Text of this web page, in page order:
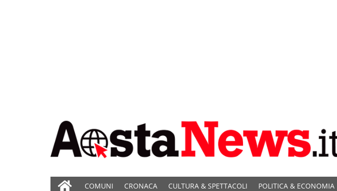
COMUNI CRONACA CULTURA & SPETTACOLI POLITICA & ECONOMIA